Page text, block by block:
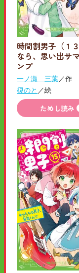
時間割男子（１
なら、思い出サ
ンプ
一ノ瀬 三葉／作
榎のと ／絵
ためし読み